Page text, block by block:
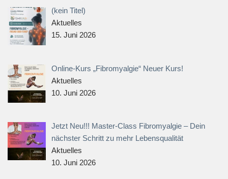
(kein Titel)
Aktuelles
15. Juni 2026
Online-Kurs „Fibromyalgie“ Neuer Kurs!
Aktuelles
10. Juni 2026
Jetzt Neu!!! Master-Class Fibromyalgie – Dein
nächster Schritt zu mehr Lebensqualität
Aktuelles
10. Juni 2026